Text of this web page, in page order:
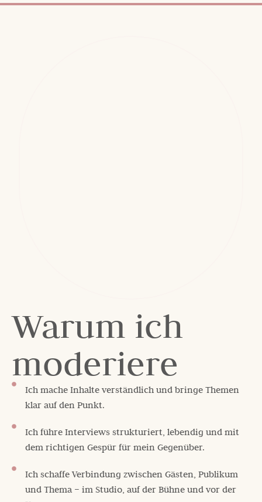
Warum ich
moderiere
Ich mache Inhalte verständlich und bringe Themen
klar auf den Punkt.
Ich führe Interviews strukturiert, lebendig und mit
dem richtigen Gespür für mein Gegenüber.
Ich schaffe Verbindung zwischen Gästen, Publikum
und Thema – im Studio, auf der Bühne und vor der